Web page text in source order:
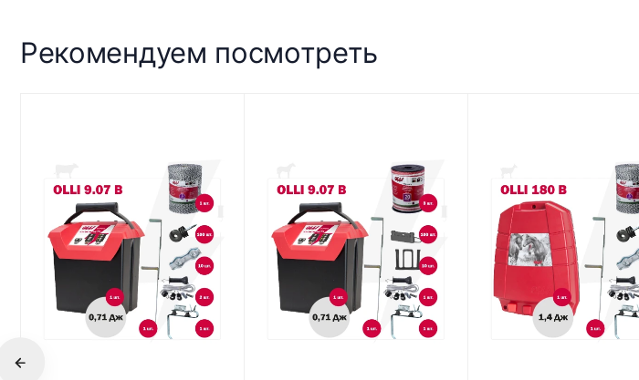
Рекомендуем посмотреть